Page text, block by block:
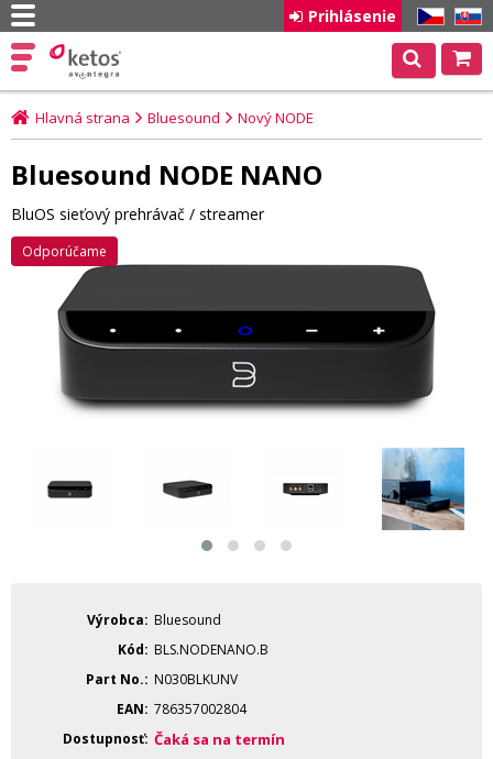
CZ SK
Prihlásenie
Hlavná strana Bluesound Nový NODE
Bluesound NODE NANO
BluOS sieťový prehrávač / streamer
Odporúčame
Výrobca
Bluesound
Kód
BLS.NODENANO.B
Part No.
N030BLKUNV
EAN 786357002804
Dostupnosť Čaká sa na termín